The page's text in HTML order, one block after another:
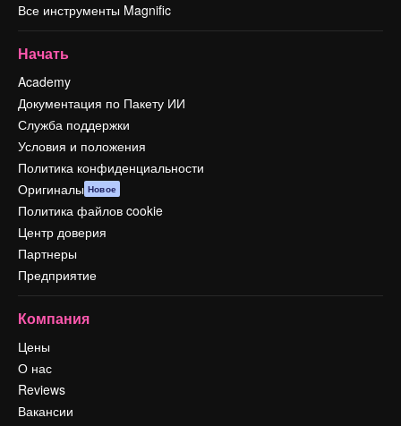
Все инструменты Magnific
Начать
Academy
Документация по Пакету ИИ
Служба поддержки
Условия и положения
Политика конфиденциальности
Оригиналы Новое
Политика файлов cookie
Центр доверия
Партнеры
Предприятие
Компания
Цены
О нас
Reviews
Вакансии